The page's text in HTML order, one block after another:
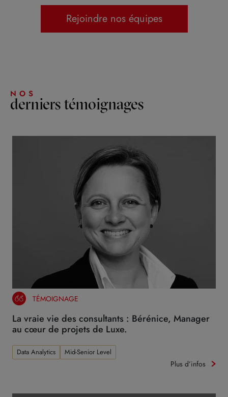
Rejoindre nos équipes
NOS
derniers témoignages
TÉMOIGNAGE
La vraie vie des consultants : Bérénice, Manager
au cœur de projets de Luxe.
Data Analytics Mid-Senior Level
Plus d’infos